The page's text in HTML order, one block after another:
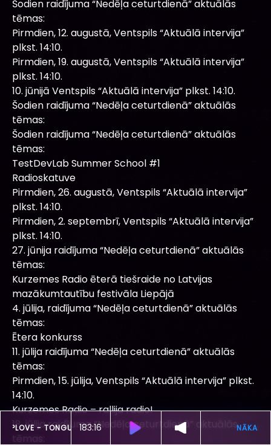
ŠOBRĪD SKAN GROUPLOVE -TONGUE TIED
183:12
Šodien raidījuma “Nedēļa ceturtdienā” aktuālās
tēmas:
Pirmdien, 12. augustā, Ventspils “Aktuālā intervija”
plkst. 14:10.
Pirmdien, 19. augustā, Ventspils “Aktuālā intervija”
plkst. 14:10.
10. jūnijā Ventspils “Aktuālā intervija” plkst. 14:10.
Šodien raidījuma “Nedēļa ceturtdienā” aktuālās
tēmas:
Šodien raidījuma “Nedēļa ceturtdienā” aktuālās
tēmas:
TestDevLab Summer School #1
Radioskatuve
Pirmdien, 26. augustā, Ventspils “Aktuālā intervija”
plkst. 14:10.
Pirmdien, 2. septembrī, Ventspils “Aktuālā intervija”
plkst. 14:10.
27. jūnija raidījuma “Nedēļa ceturtdienā” aktuālās
tēmas:
Kurzemes Radio ēterā tiešraide no Latvijas
mazākumtautību festivāla Liepājā
4. jūlija, raidījuma “Nedēļa ceturtdienā” aktuālās
tēmas:
Ētera konkurss
11. jūlija raidījuma “Nedēļa ceturtdienā” aktuālās
tēmas:
Pirmdien, 15. jūlija, Ventspils “Aktuālā intervija” plkst.
14:10.
Kurzemes Radio – rallija radio!
18. jūlija raidījuma “Nedēļa ceturtdienā” aktuālās
tēmas: